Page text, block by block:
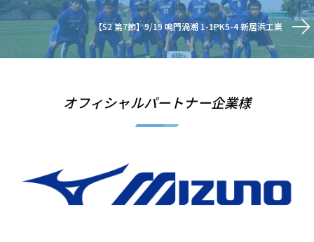
【S2 第7節】9/19 鳴門渦潮 1-1PK5-4 新居浜工業
オフィシャルパートナー企業様